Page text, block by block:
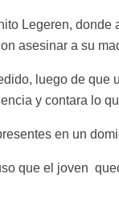
Legeren,
asesinar a su
luego de
y contara lo
en un
que el joven